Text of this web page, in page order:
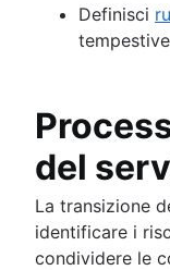
Definisci
del
La transizione
identificare i
condividere le